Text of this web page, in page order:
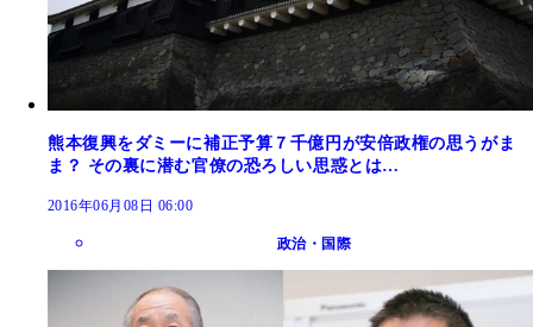
熊本復興をダミーに補正予算７千億円が安倍政権の思うがま
ま？ その裏に潜む官僚の恐ろしい思惑とは…
2016年06月08日 06:00
政治・国際